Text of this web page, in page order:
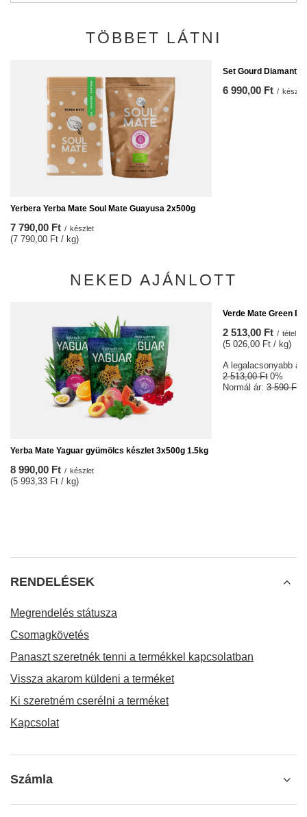
TÖBBET LÁTNI
Yerbera Yerba Mate Soul Mate Guayusa 2x500g
7 790,00 Ft / készlet
(7 790,00 Ft / kg)
Set Gourd Diamante
6 990,00 Ft / készlet
NEKED AJÁNLOTT
Yerba Mate Yaguar gyümölcs készlet 3x500g 1.5kg
8 990,00 Ft / készlet
(5 993,33 Ft / kg)
Verde Mate Green
2 513,00 Ft / tétel
(5 026,00 Ft / kg)
A legalacsonyabb
2 513,00 Ft 0%
Normál ár: 3 590 Ft
RENDELÉSEK
Megrendelés státusza
Csomagkövetés
Panaszt szeretnék tenni a termékkel kapcsolatban
Vissza akarom küldeni a terméket
Ki szeretném cserélni a terméket
Kapcsolat
Számla